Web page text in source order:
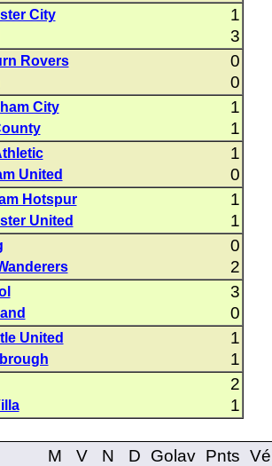
City 1
3
Rovers 0
0
City 1
1
1
United 0
Hotspur 1
United 1
0
2
3
0
United 1
1
2
1
M V N D Golav Pnts